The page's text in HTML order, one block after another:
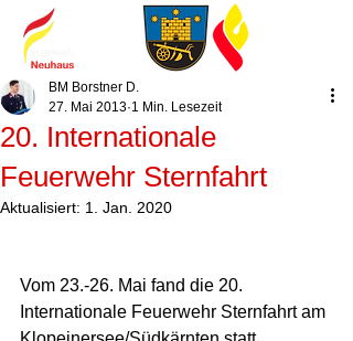
20. Internationale
Feuerwehr Sternfahrt
BM Borstner D.
27. Mai 2013 1 Min. Lesezeit
Aktualisiert: 1. Jan. 2020
Vom 23.-26. Mai fand die 20.
Internationale Feuerwehr Sternfahrt am